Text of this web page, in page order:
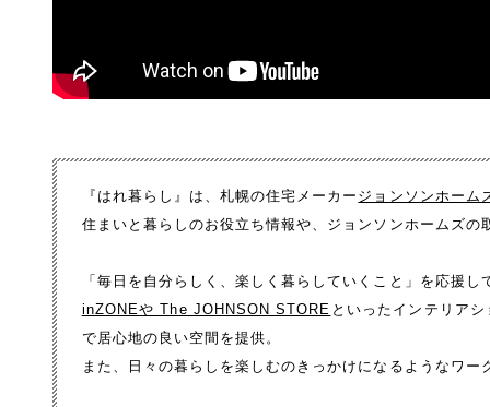
『はれ暮らし』は、札幌の住宅メーカー ジョンソンホーム
住まいと暮らしのお役立ち情報や、ジョンソンホームズの
「毎日を自分らしく、楽しく暮らしていくこと」を応援し
inZONEや The JOHNSON STORE といったインテリア
で居心地の良い空間を提供。
また、日々の暮らしを楽しむのきっかけになるようなワー